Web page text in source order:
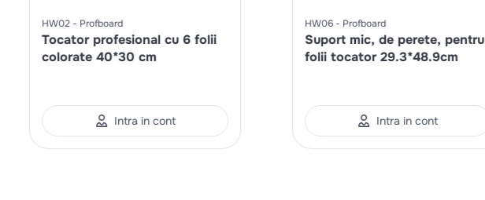
HW02 Profboard
Tocator profesional cu 6 folii
colorate 40*30 cm
Intra in cont
HW06 Profboard
Suport mic, de perete, pentru
folii tocator 29.3*48.9cm
Intra in cont